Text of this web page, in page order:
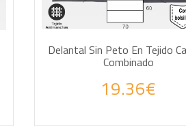
Delantal Sin Peto En Tejido
Combinado
19.36€